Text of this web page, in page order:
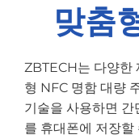
맞춤
ZBTECH는 다양한
형 NFC 명함 대량
기술을 사용하면
를 휴대폰에 저장할